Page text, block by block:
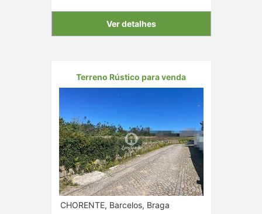
Ver detalhes
Terreno Rústico para venda
CHORENTE, Barcelos, Braga